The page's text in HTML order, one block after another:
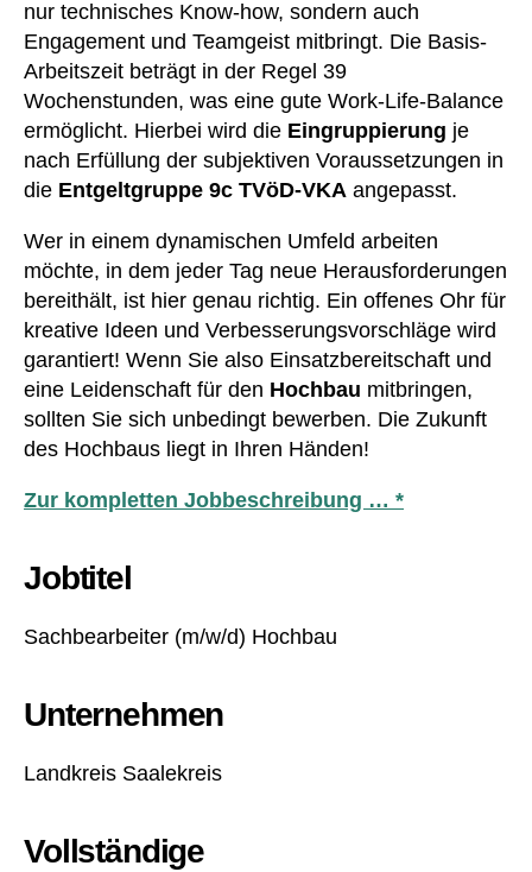
nur technisches Know-how, sondern auch
Engagement und Teamgeist mitbringt. Die Basis-
Arbeitszeit beträgt in der Regel 39
Wochenstunden, was eine gute Work-Life-Balance
ermöglicht. Hierbei wird die Eingruppierung je
nach Erfüllung der subjektiven Voraussetzungen in
die Entgeltgruppe 9c TVöD-VKA angepasst.
Wer in einem dynamischen Umfeld arbeiten
möchte, in dem jeder Tag neue Herausforderungen
bereithält, ist hier genau richtig. Ein offenes Ohr für
kreative Ideen und Verbesserungsvorschläge wird
garantiert! Wenn Sie also Einsatzbereitschaft und
eine Leidenschaft für den Hochbau mitbringen,
sollten Sie sich unbedingt bewerben. Die Zukunft
des Hochbaus liegt in Ihren Händen!
Zur kompletten Jobbeschreibung … *
Jobtitel
Sachbearbeiter (m/w/d) Hochbau
Unternehmen
Landkreis Saalekreis
Vollständige